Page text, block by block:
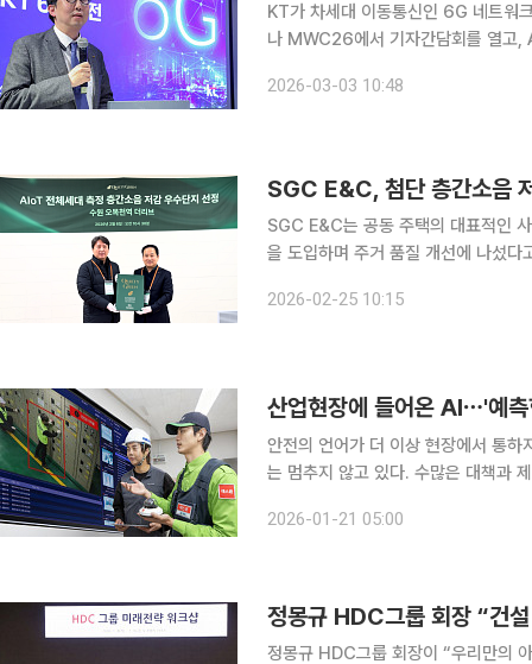
KT가 차세대 이동통신인 6G 네트워
나 MWC26에서 기자간담회를 열고,
수 있는 통합 인프라로 6G를 규정했
2026-03-03 10:48
SGC E&C, 첨단 층간소음
SGC E&C는 공동 주택의 대표적인
을 도입하며 주거 품질 개선에 나섰다고 25일 밝혔다. SGC
존 바닥 구조를 개선한 층간소음 저감
2026-02-25 10:15
안전의 언어가 더 이상 현장에서 통
는 멈추지 않고 있다. 수많은 대책과
고는 줄지 않고 이동했다. 대기업에서
2026-01-21 05:00
정몽규 HDC그룹 회장 “건
정몽규 HDC그룹 회장이 “우리만의